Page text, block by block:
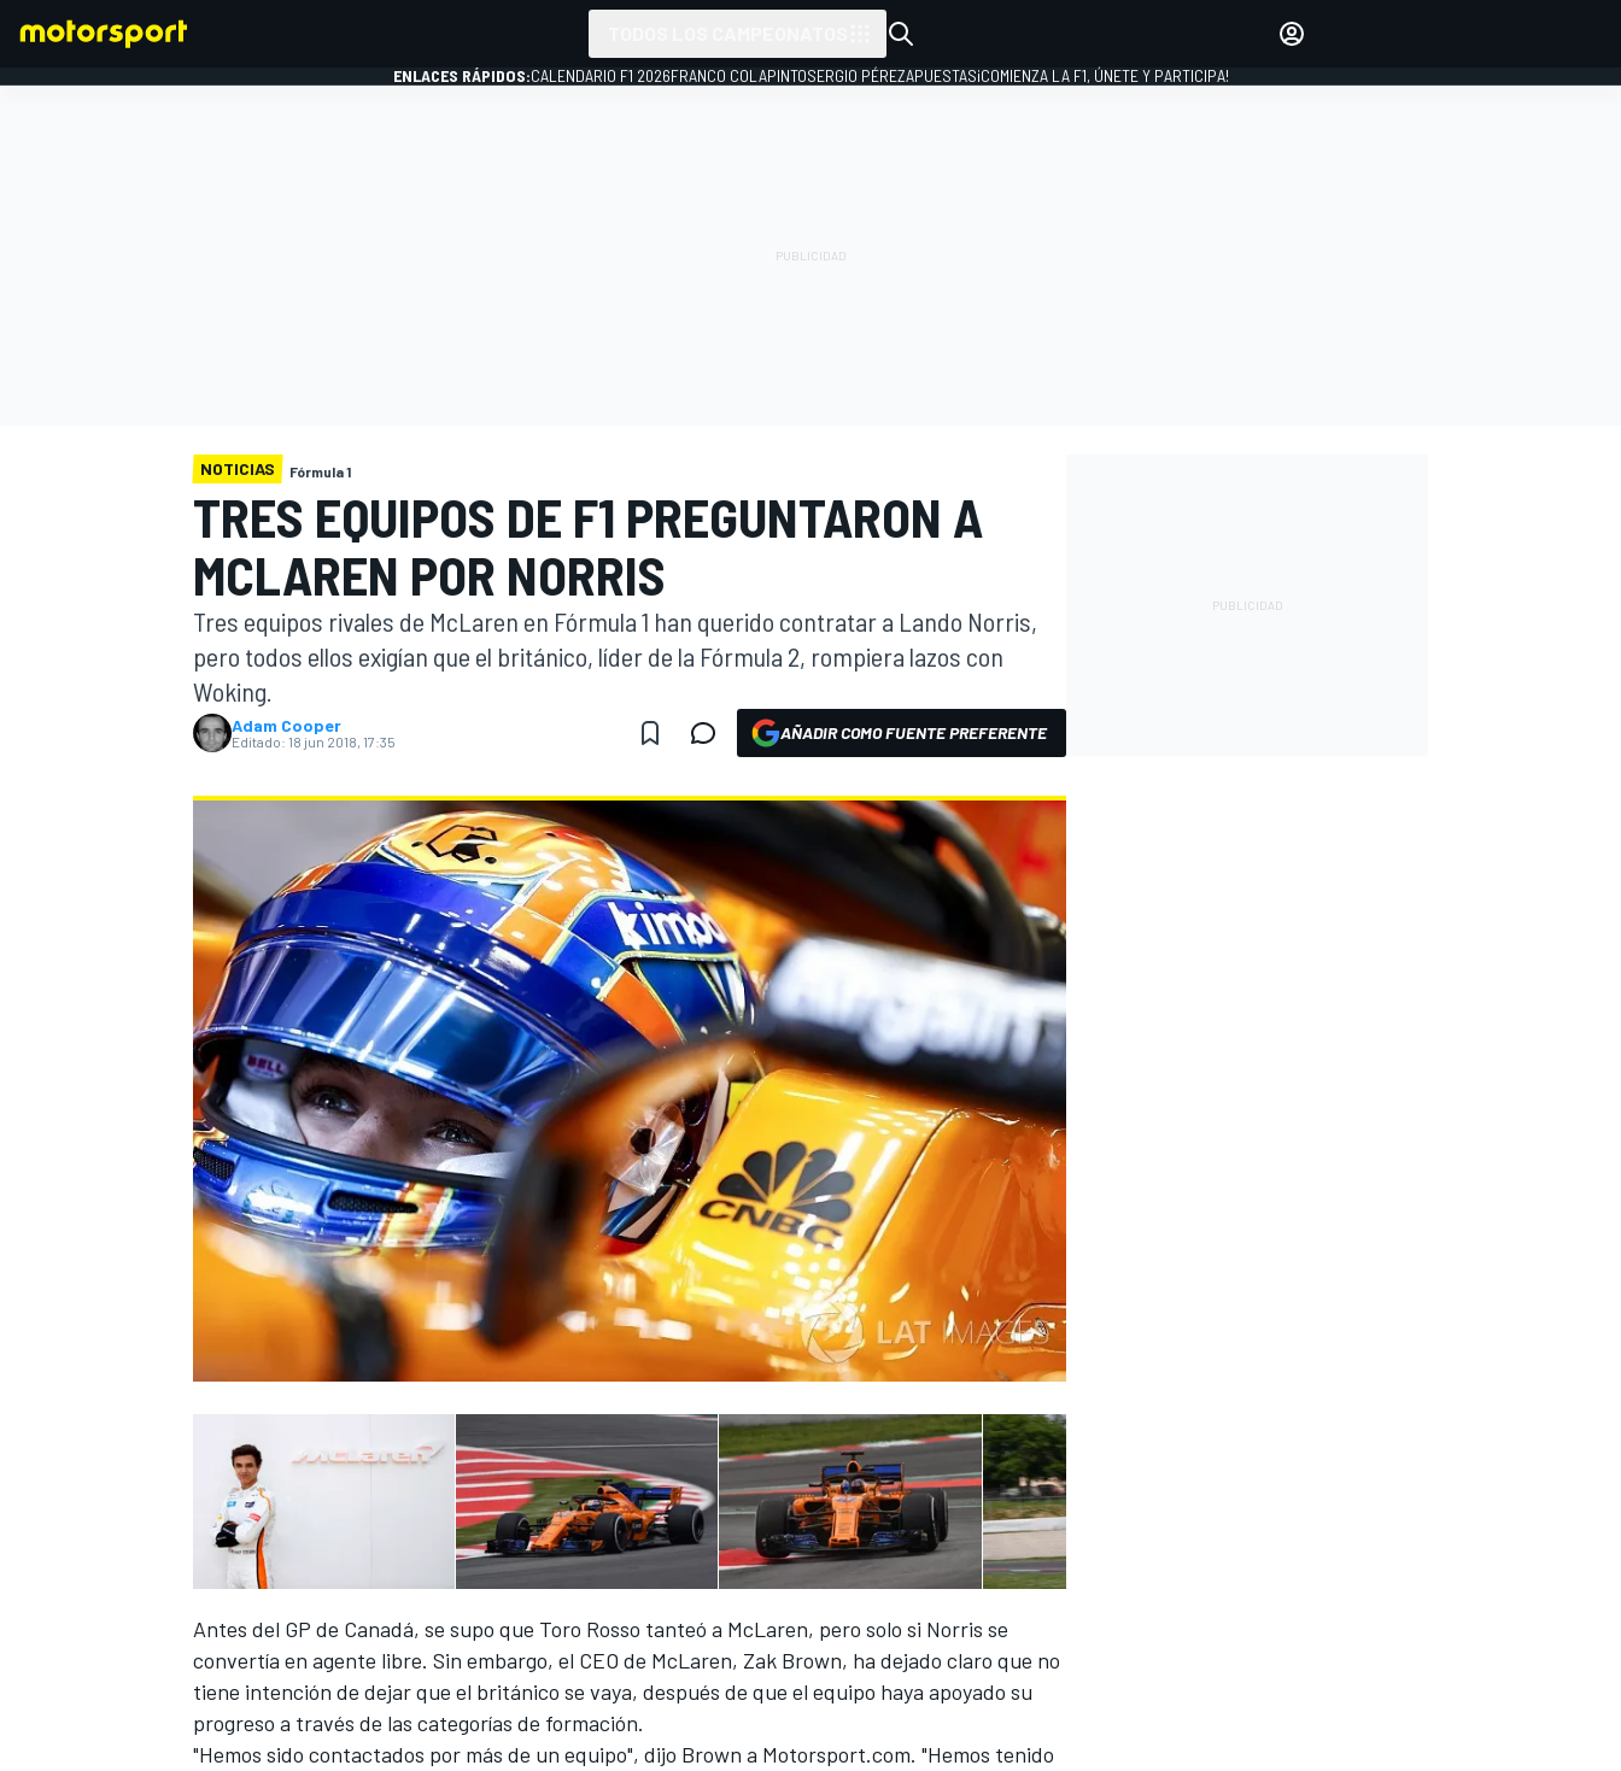
INDYCAR
MOTOGP
FÓRMULA E
INICIAR SESIÓN
ENLACES RÁPIDOS:CALENDARIO F1 2026FRANCO COLAPINTOSERGIO PÉREZAPUESTAS¡COMIENZA LA F1, ÚNETE Y PARTICIPA!
NOTICIAS Fórmula 1
TRES EQUIPOS DE F1 PREGUNTARON A
MCLAREN POR NORRIS
Tres equipos rivales de McLaren en Fórmula 1 han querido contratar a Lando Norris,
pero todos ellos exigían que el británico, líder de la Fórmula 2, rompiera lazos con
Woking.
Adam Cooper
Editado: 18 jun 2018, 17:35 AÑADIR COMO FUENTE PREFERENTE
Antes del GP de Canadá, se supo que Toro Rosso tanteó a McLaren, pero solo si Norris se
convertía en agente libre. Sin embargo, el CEO de McLaren, Zak Brown, ha dejado claro que no
tiene intención de dejar que el británico se vaya, después de que el equipo haya apoyado su
progreso a través de las categorías de formación.
"Hemos sido contactados por más de un equipo", dijo Brown a Motorsport.com. "Hemos tenido